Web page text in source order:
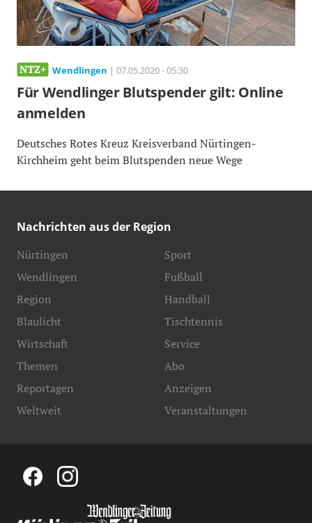
Wendlingen | 07.05.2020 - 05:30
Für Wendlinger Blutspender gilt: Online
anmelden
Deutsches Rotes Kreuz Kreisverband Nürtingen-
Kirchheim geht beim Blutspenden neue Wege
Nachrichten aus der Region
Nürtingen
Wendlingen
Region
Blaulicht
Sport
Fußball
Handball
Tischtennis
Wirtschaft
Themen
Reportagen
Weltweit
Service
Abo
Anzeigen
Veranstaltungen